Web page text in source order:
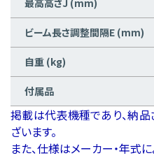
最高高さJ (mm)
ビーム長さ調整間隔E (mm)
自重 (kg)
付属品
掲載は代表機種であり、納
ざいます。
また、仕様はメーカー・年式